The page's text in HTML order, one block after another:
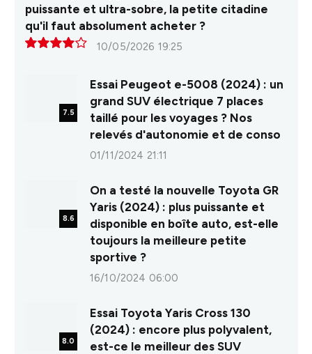
puissante et ultra-sobre, la petite citadine
qu'il faut absolument acheter ?
10/05/2026 19:25
7.5
Essai Peugeot e-5008 (2024) : un
grand SUV électrique 7 places
taillé pour les voyages ? Nos
relevés d'autonomie et de conso
01/11/2024 21:11
8.6
On a testé la nouvelle Toyota GR
Yaris (2024) : plus puissante et
disponible en boîte auto, est-elle
toujours la meilleure petite
sportive ?
16/10/2024 06:00
8.0
Essai Toyota Yaris Cross 130
(2024) : encore plus polyvalent,
est-ce le meilleur des SUV